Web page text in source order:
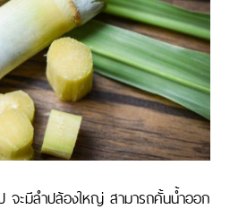
จะมีลำปล้องใหญ่ สามารถคั้นน้ำออก